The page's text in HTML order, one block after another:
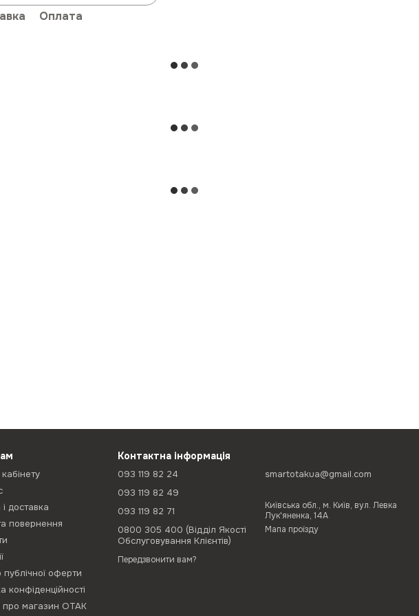
Оплата
доставка
повернення
публічної оферти
конфіденційності
про магазин ОТАК
Контактна інформація
093 119 82 24
093 119 82 49
093 119 82 71
0800 305 400 (Відділ Якості
Обслуговування Клієнтів)
Передзвонити вам?
smartotakua@gmail.com
Київська обл., м. Київ, вул. Левка
Лук'яненка, 14А
Мапа проїзду